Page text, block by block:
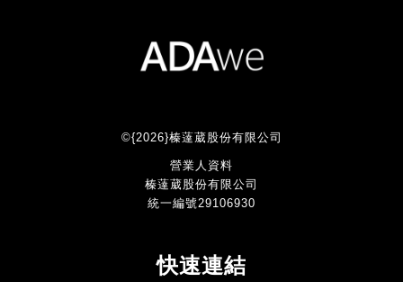
©{2026}榛薘葳股份有限公司
營業人資料
榛薘葳股份有限公司
統一編號29106930
快速連結